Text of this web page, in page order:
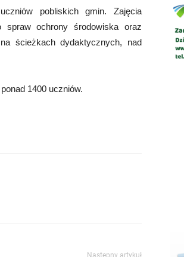
pobliskich gmin. Zajęcia
spraw ochrony środowiska oraz
ścieżkach dydaktycznych, nad
1400 uczniów.
Następny artykuł